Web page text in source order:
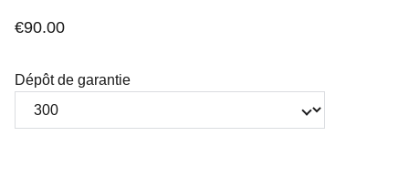
€90.00
Dépôt de garantie